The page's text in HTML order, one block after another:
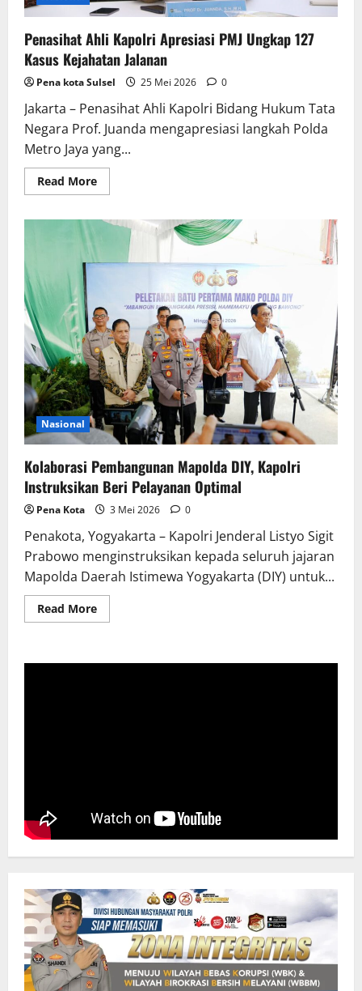
Penasihat Ahli Kapolri Apresiasi PMJ Ungkap 127
Kasus Kejahatan Jalanan
Pena kota Sulsel 25 Mei 2026 0
Jakarta – Penasihat Ahli Kapolri Bidang Hukum Tata
Negara Prof. Juanda mengapresiasi langkah Polda
Metro Jaya yang...
Read MoreRead
more
Ahli
Kapolri
Apresiasi
PMJ
Ungkap
Kejahatan
Jalanan
Nasional
Kolaborasi Pembangunan Mapolda DIY, Kapolri
Instruksikan Beri Pelayanan Optimal
Pena Kota 3 Mei 2026 0
Penakota, Yogyakarta – Kapolri Jenderal Listyo Sigit
Prabowo menginstruksikan kepada seluruh jajaran
Mapolda Daerah Istimewa Yogyakarta (DIY) untuk...
Read MoreRead
more
Mapolda